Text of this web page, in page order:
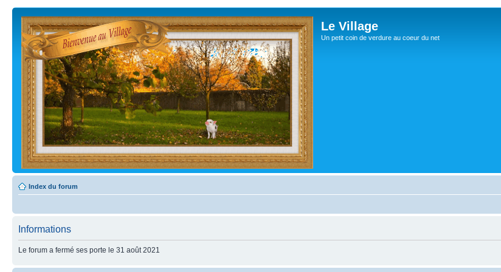
Le Village
Un petit coin de verdure au coeur du net
Index du forum
Informations
Le forum a fermé ses porte le 31 août 2021